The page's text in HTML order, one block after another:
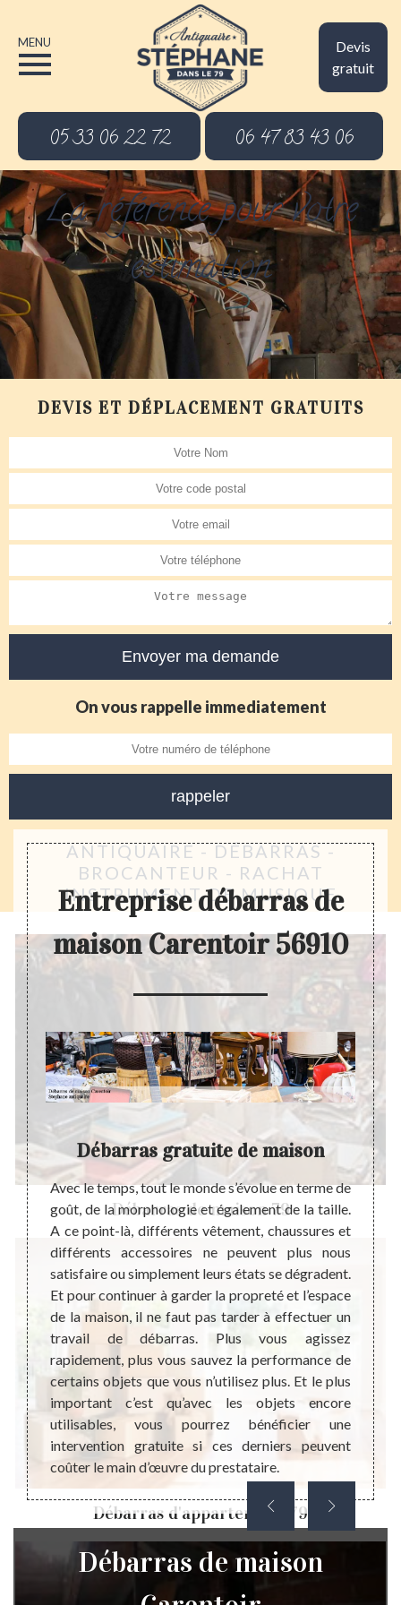
Devis
gratuit
MENU
05 33 06 22 72 06 47 83 43 06
La référence pour votre
estimation
DEVIS ET DÉPLACEMENT GRATUITS
On vous rappelle immediatement
ANTIQUAIRE - DÉBARRAS -
BROCANTEUR - RACHAT
INSTRUMENT DE MUSIQUE
Débarras de maison 79
Débarras d'appartement 79
Entreprise débarras de
maison Carentoir 56910
la
votre
pas
de
le
est
de
Débarras gratuite de maison
Avec le temps, tout le monde s’évolue en terme de
goût, de la morphologie et également de la taille.
A ce point-là, différents vêtement, chaussures et
différents accessoires ne peuvent plus nous
satisfaire ou simplement leurs états se dégradent.
Et pour continuer à garder la propreté et l’espace
de la maison, il ne faut pas tarder à effectuer un
travail de débarras. Plus vous agissez
rapidement, plus vous sauvez la performance de
certains objets que vous n’utilisez plus. Et le plus
important c’est qu’avec les objets encore
utilisables, vous pourrez bénéficier une
intervention gratuite si ces derniers peuvent
coûter le main d’œuvre du prestataire.
tous
Débarras de maison